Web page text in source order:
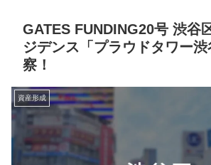
GATES FUNDING20号 渋谷
ジデンス「プラウドタワー
察！
資産形成